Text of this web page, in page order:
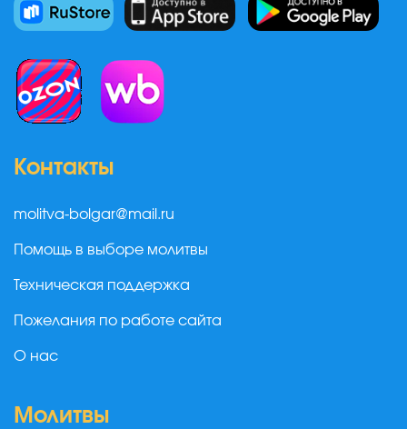
Контакты
molitva-bolgar@mail.ru
Помощь в выборе молитвы
Техническая поддержка
Пожелания по работе сайта
О нас
Молитвы